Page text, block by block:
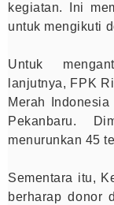
kegiatan. Ini
untuk mengikuti
Untuk
lanjutnya, FPK
Merah
Pekanbaru.
menurunkan 45
Sementara itu,
berharap donor